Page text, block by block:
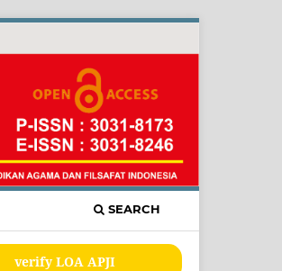
SEARCH
verify LOA APJI